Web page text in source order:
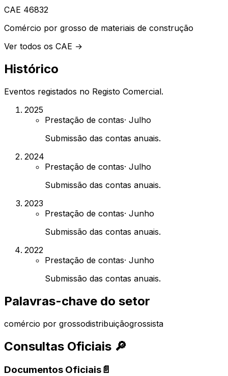
CAE 46832
Comércio por grosso de materiais de construção
Ver todos os CAE →
Histórico
Eventos registados no Registo Comercial.
2025
Prestação de contas· Julho
Submissão das contas anuais.
2024
Prestação de contas· Julho
Submissão das contas anuais.
2023
Prestação de contas· Junho
Submissão das contas anuais.
2022
Prestação de contas· Junho
Submissão das contas anuais.
Palavras-chave do setor
comércio por grossodistribuiçãogrossista
Consultas Oficiais 🔎
Documentos Oficiais📄